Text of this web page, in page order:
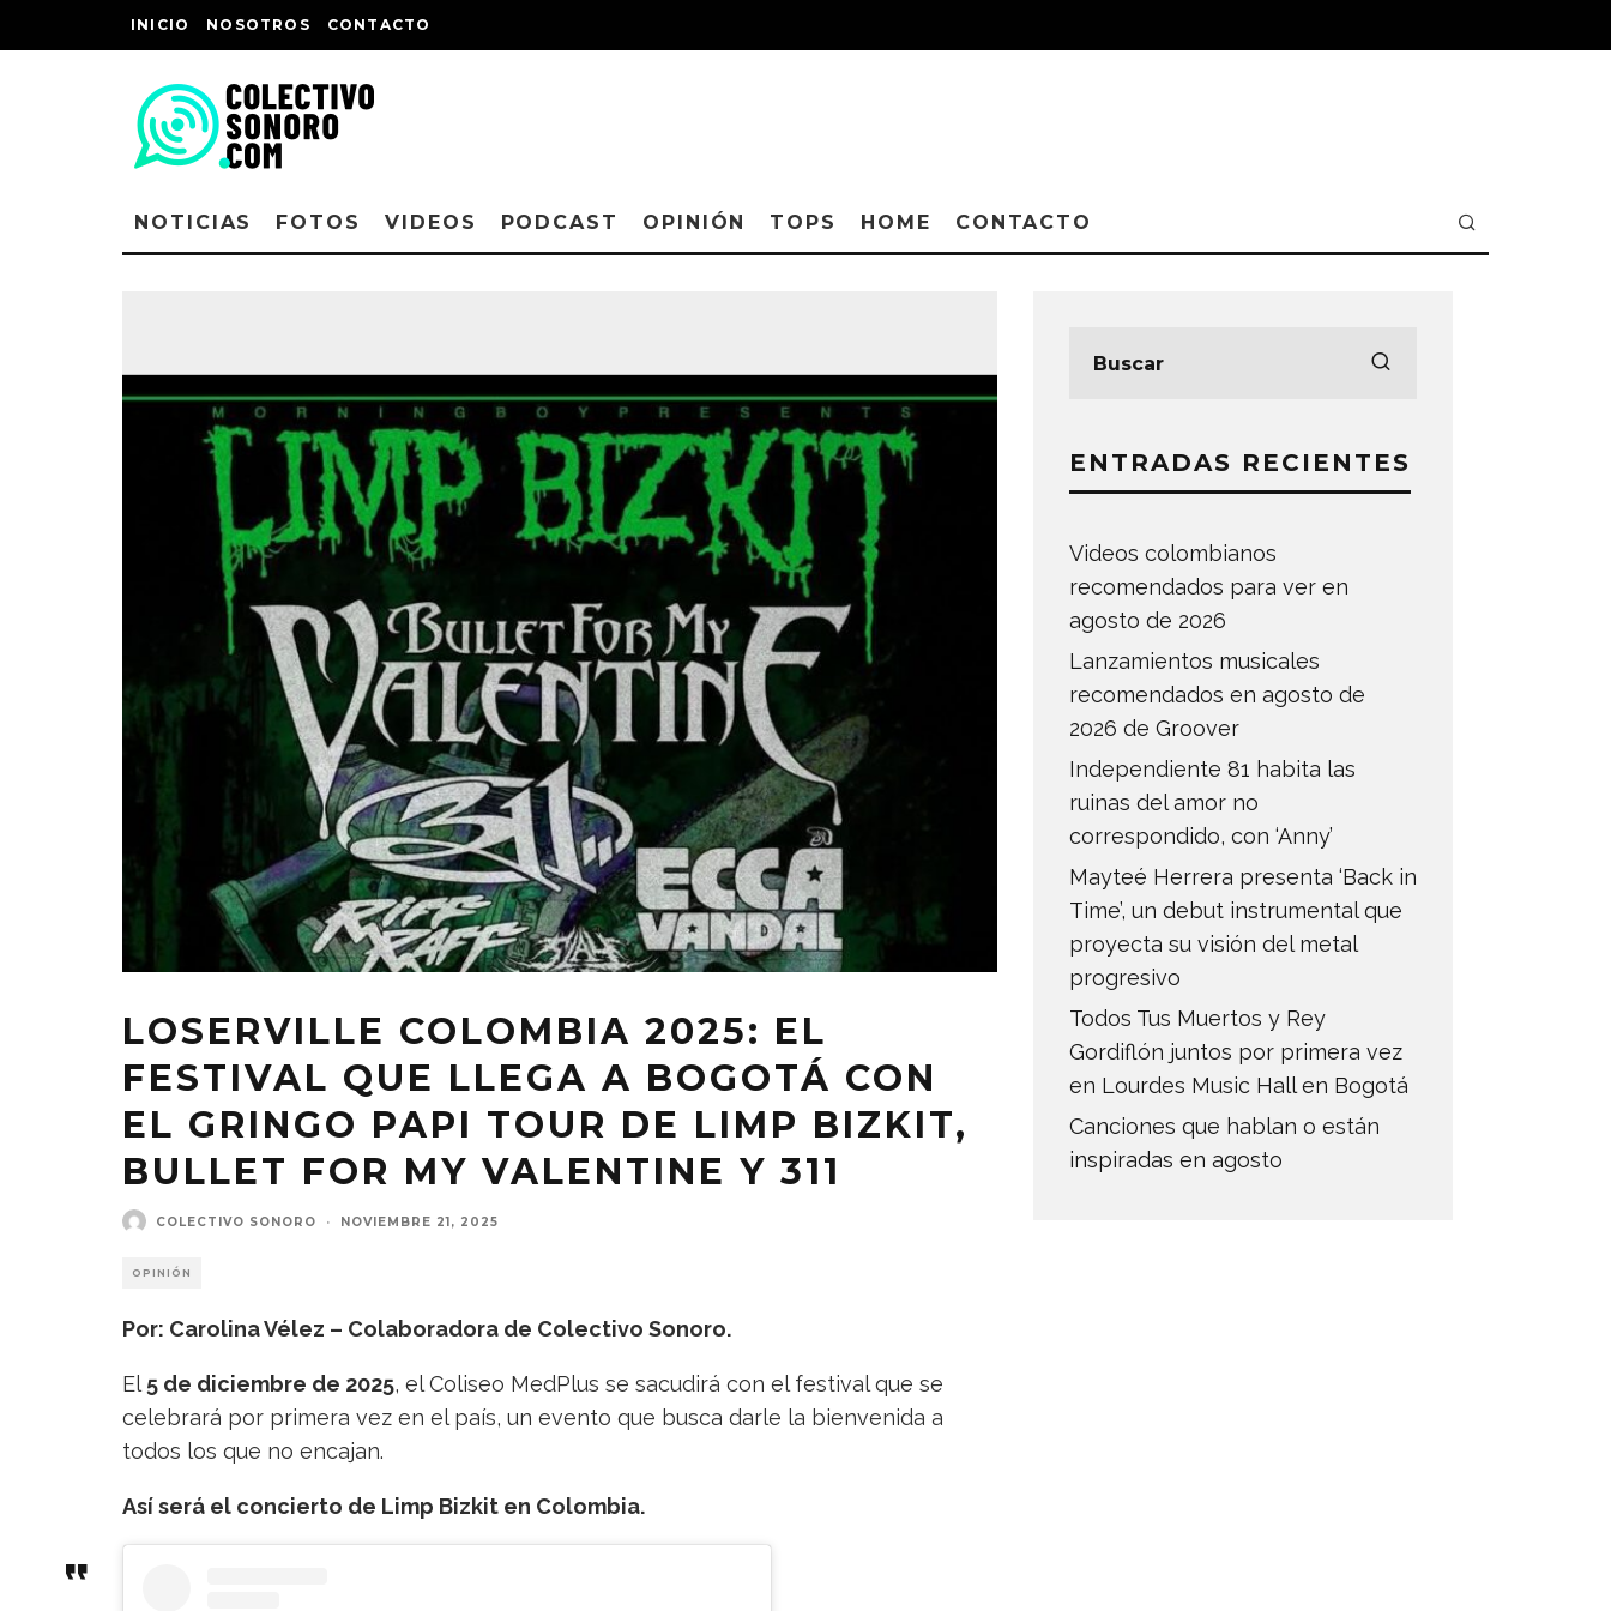
INICIO NOSOTROS CONTACTO
NOTICIAS FOTOS VIDEOS PODCAST OPINIÓN TOPS HOME CONTACTO
LOSERVILLE COLOMBIA 2025: EL
FESTIVAL QUE LLEGA A BOGOTÁ CON
EL GRINGO PAPI TOUR DE LIMP BIZKIT,
BULLET FOR MY VALENTINE Y 311
COLECTIVO SONORO · NOVIEMBRE 21, 2025
OPINIÓN
Por: Carolina Vélez – Colaboradora de Colectivo Sonoro.
El 5 de diciembre de 2025, el Coliseo MedPlus se sacudirá con el festival que se
celebrará por primera vez en el país, un evento que busca darle la bienvenida a
todos los que no encajan.
Así será el concierto de Limp Bizkit en Colombia.
ENTRADAS RECIENTES
Videos colombianos
recomendados para ver en
agosto de 2026
Lanzamientos musicales
recomendados en agosto de
2026 de Groover
Independiente 81 habita las
ruinas del amor no
correspondido, con ‘Anny’
Mayteé Herrera presenta ‘Back in
Time’, un debut instrumental que
proyecta su visión del metal
progresivo
Todos Tus Muertos y Rey
Gordiflón juntos por primera vez
en Lourdes Music Hall en Bogotá
Canciones que hablan o están
inspiradas en agosto